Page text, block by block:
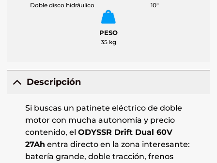
Doble disco hidráulico 10"
PESO
35 kg
Descripción
Si buscas un patinete eléctrico de doble
motor con mucha autonomía y precio
contenido, el ODYSSR Drift Dual 60V
27Ah entra directo en la zona interesante:
batería grande, doble tracción, frenos